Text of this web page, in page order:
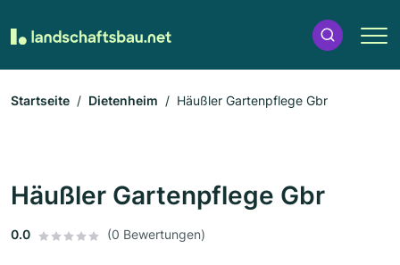
Startseite Dietenheim Häußler Gartenpflege Gbr
Häußler Gartenpflege Gbr
0.0 (0 Bewertungen)